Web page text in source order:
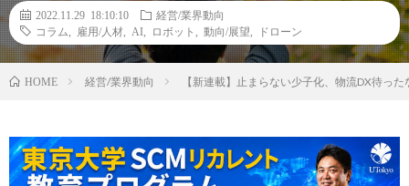
2022.11.29 18:10:10
経営/業界動向
コラム
雇用/人材 AI ロボット 動向/展望 ドローン
HOME 経営/業界動向 【新連載】止まらない少子化、物流DX待っ